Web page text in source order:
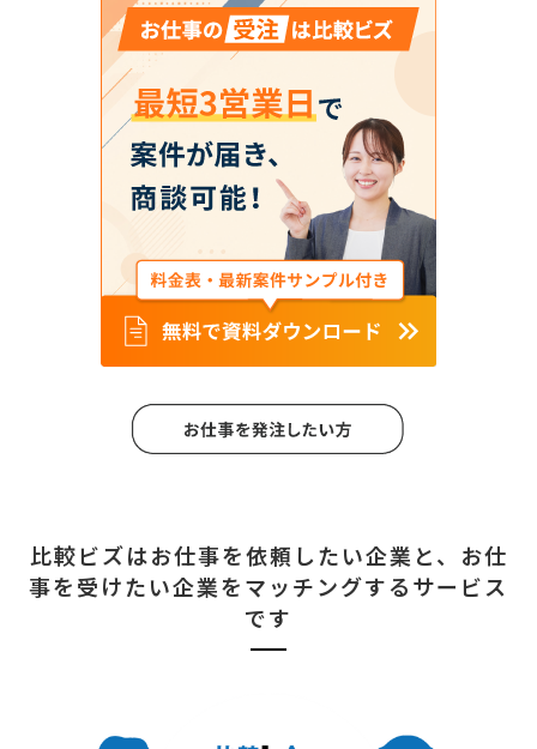
比較ビズはお仕事を依頼したい企業と、 お仕
事を受けたい企業をマッチングするサービス
です